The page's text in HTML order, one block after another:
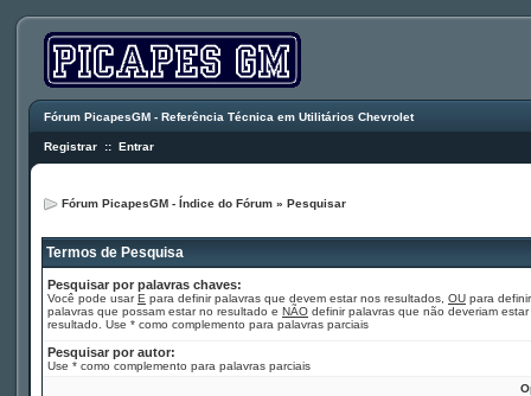
Fórum PicapesGM - Referência Técnica em Utilitários Chevrolet
Registrar :: Entrar
Fórum PicapesGM - Índice do Fórum » Pesquisar
Termos de Pesquisa
Pesquisar por palavras chaves:
Você pode usarE para definir palavras que devem estar nos resultados, OU para definir
palavras que possam estar no resultado e NÃO definir palavras que não deveriam
resultado. Use * como complemento para palavras parciais
Pesquisar por autor:
Use * como complemento para palavras parciais